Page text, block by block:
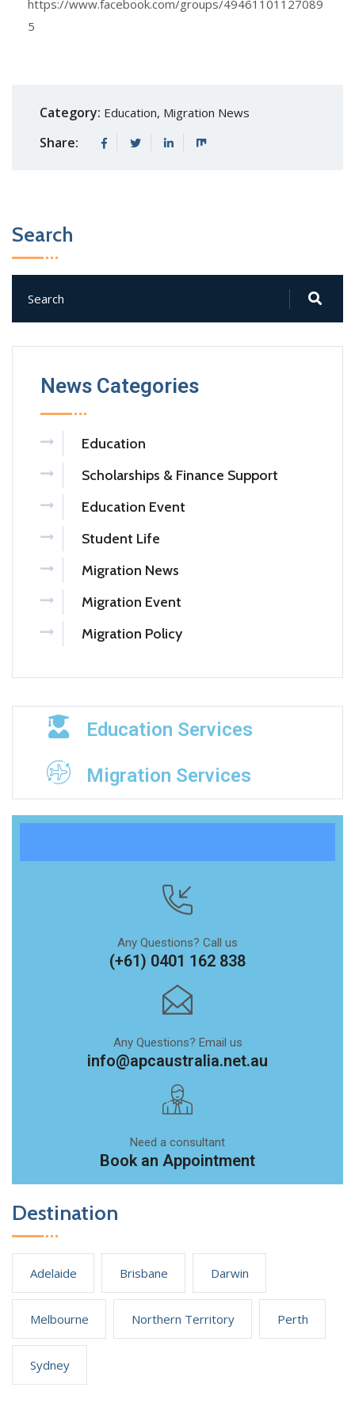
https://www.facebook.com/groups/49461101127089
5
Category: Education, Migration News
Share:
Search
News Categories
Education
Scholarships & Finance Support
Education Event
Student Life
Migration News
Migration Event
Migration Policy
Education Services
Migration Services
Any Questions? Call us
(+61) 0401 162 838
Any Questions? Email us
info@apcaustralia.net.au
Need a consultant
Book an Appointment
Destination
Adelaide Brisbane Darwin
Melbourne Northern Territory Perth
Sydney